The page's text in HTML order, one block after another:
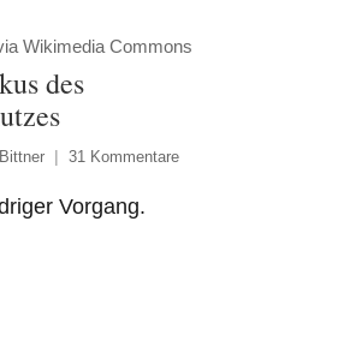
Wikimedia Commons
des
31 Kommentare
Vorgang.